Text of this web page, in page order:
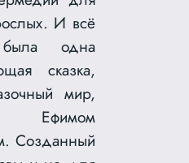
И всё
одна
сказка,
мир,
Ефимом
Созданный